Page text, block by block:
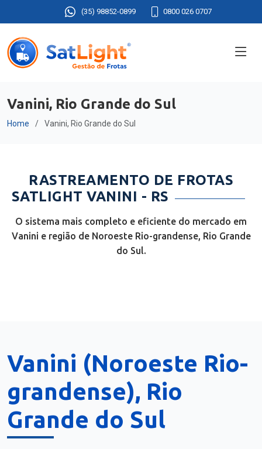
(35) 98852-0899 0800 026 0707
Vanini, Rio Grande do Sul
Home Vanini, Rio Grande do Sul
RASTREAMENTO DE FROTAS
SATLIGHT VANINI - RS
O sistema mais completo e eficiente do mercado em
Vanini e região de Noroeste Rio-grandense, Rio Grande
do Sul.
Vanini (Noroeste Rio-
grandense), Rio
Grande do Sul